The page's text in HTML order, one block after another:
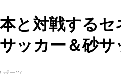
と対戦する
ッカー＆砂サ